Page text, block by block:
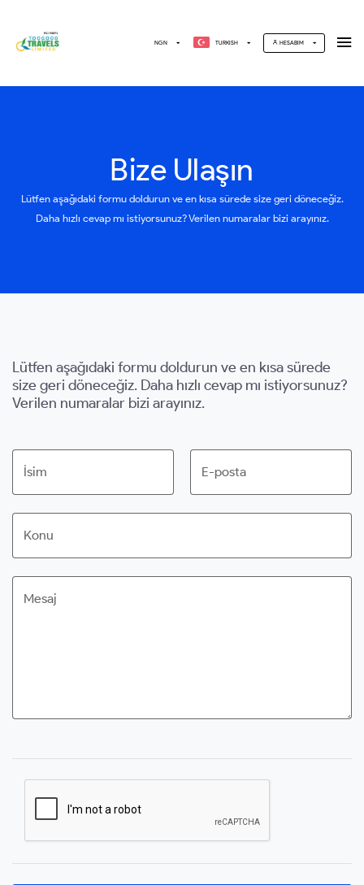
NGN TURKISH HESABIM
Bize Ulaşın
Lütfen aşağıdaki formu doldurun ve en kısa sürede size geri döneceğiz.
Daha hızlı cevap mı istiyorsunuz? Verilen numaralar bizi arayınız.
Lütfen aşağıdaki formu doldurun ve en kısa sürede
size geri döneceğiz. Daha hızlı cevap mı istiyorsunuz?
Verilen numaralar bizi arayınız.
İsim E-posta
Konu
Mesaj